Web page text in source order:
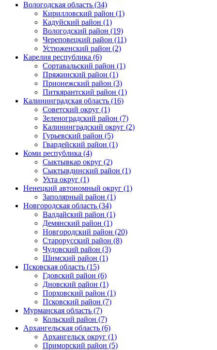
Вологодская область (34)
Кирилловский район (1)
Кадуйский район (1)
Вологодский район (19)
Череповецкий район (11)
Устюженский район (2)
Карелия республика (6)
Сортавальский район (1)
Пряжинский район (1)
Прионежский район (3)
Питкярантский район (1)
Калининградская область (16)
Советский округ (1)
Зеленоградский район (7)
Калининградский округ (2)
Гурьевский район (5)
Гвардейский район (1)
Коми республика (4)
Сыктывкар округ (2)
Сыктывдинский район (1)
Ухта округ (1)
Ненецкий автономный округ (1)
Заполярный район (1)
Новгородская область (34)
Валдайский район (1)
Демянский район (1)
Новгородский район (20)
Старорусский район (8)
Чудовский район (3)
Шимский район (1)
Псковская область (15)
Гдовский район (6)
Дновский район (1)
Порховский район (1)
Псковский район (7)
Мурманская область (7)
Кольский район (7)
Архангельская область (6)
Архангельск округ (1)
Приморский район (5)